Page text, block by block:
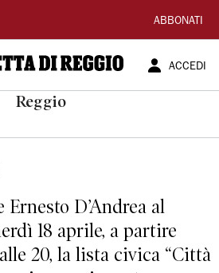
ABBONATI
ACCEDI
Reggio
D’Andrea al
18 aprile, a partire
20, la lista civica “Città